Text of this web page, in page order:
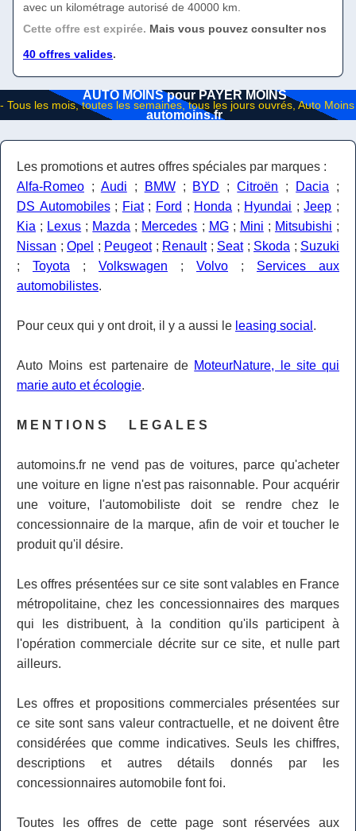
avec un kilométrage autorisé de 40000 km.
Cette offre est expirée. Mais vous pouvez consulter nos
40 offres valides.
AUTO MOINS pour PAYER MOINS
automoins.fr
Les promotions et autres offres spéciales par marques :
Alfa-Romeo ; Audi ; BMW; BYD ;Citroën ; Dacia ;
DS Automobiles; Fiat; Ford ; Honda ; Hyundai ;Jeep ;
Kia ; Lexus ; Mazda ; Mercedes ; MG; Mini ; Mitsubishi ;
Nissan ; Opel ; Peugeot; Renault; Seat; Skoda ; Suzuki
; Toyota ; Volkswagen ; Volvo ; Services aux
automobilistes.
Pour ceux qui y ont droit, il y a aussi le leasing social .
Auto Moins est partenaire de MoteurNature, le site qui
marie auto et écologie.
M E N T I O N S L E G A L E S
automoins.fr ne vend pas de voitures, parce qu'acheter
une voiture en ligne n'est pas raisonnable. Pour acquérir
une voiture, l'automobiliste doit se rendre chez le
concessionnaire de la marque, afin de voir et toucher le
produit qu'il désire.
Les offres présentées sur ce site sont valables en France
métropolitaine, chez les concessionnaires des marques
qui les distribuent, à la condition qu'ils participent à
l'opération commerciale décrite sur ce site, et nulle part
ailleurs.
Les offres et propositions commerciales présentées sur
ce site sont sans valeur contractuelle, et ne doivent être
considérées que comme indicatives. Seuls les chiffres,
descriptions et autres détails donnés par les
concessionnaires automobile font foi.
Toutes les offres de cette page sont réservées aux